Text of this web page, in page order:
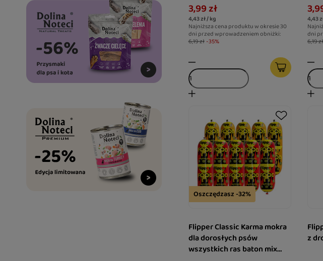
3,99 zł
4,43 zł / kg
Najniższa cena produktu w okresie 30
dni przed wprowadzeniem obniżki:
6,19 zł -35%
4,43
dni
6,19 zł
Oszczędzasz -32%
Flipper Classic Karma mokra
dla dorosłych psów
wszystkich ras baton mix
z